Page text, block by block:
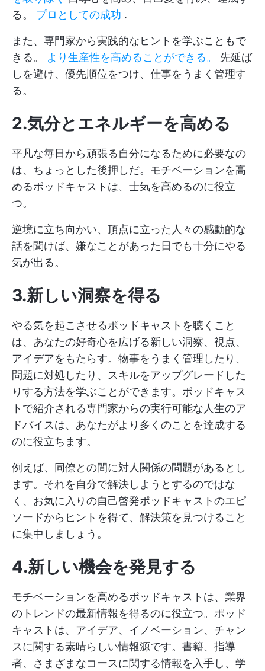
る。 プロとしての成功 .
また、専門家から実践的なヒントを学ぶこともで
きる。 より生産性を高めることができる。
先延ば
しを避け、優先順位をつけ、仕事をうまく管理す
る。
2.気分とエネルギーを高める
平凡な毎日から頑張る自分になるために必要なの
は、ちょっとした後押しだ。モチベーションを高
めるポッドキャストは、士気を高めるのに役立
つ。
逆境に立ち向かい、頂点に立った人々の感動的な
話を聞けば、嫌なことがあった日でも十分にやる
気が出る。
3.新しい洞察を得る
やる気を起こさせるポッドキャストを聴くこと
は、あなたの好奇心を広げる新しい洞察、視点、
アイデアをもたらす。物事をうまく管理したり、
問題に対処したり、スキルをアップグレードした
りする方法を学ぶことができます。ポッドキャス
トで紹介される専門家からの実行可能な人生のア
ドバイスは、あなたがより多くのことを達成する
のに役立ちます。
例えば、同僚との間に対人関係の問題があるとし
ます。それを自分で解決しようとするのではな
く、お気に入りの自己啓発ポッドキャストのエピ
ソードからヒントを得て、解決策を見つけること
に集中しましょう。
4.新しい機会を発見する
モチベーションを高めるポッドキャストは、業界
のトレンドの最新情報を得るのに役立つ。ポッド
キャストは、アイデア、イノベーション、チャン
スに関する素晴らしい情報源です。書籍、指導
者、さまざまなコースに関する情報を入手し、学